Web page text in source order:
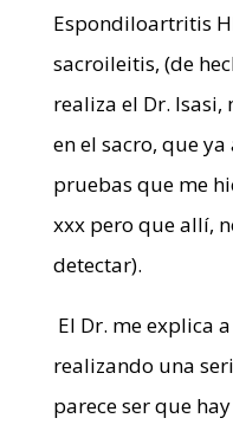
Espondiloartritis
sacroileitis, (de
realiza el Dr.
en el sacro, que
pruebas que me
xxx pero que allí,
detectar).
El Dr. me explica
realizando una
parece ser que